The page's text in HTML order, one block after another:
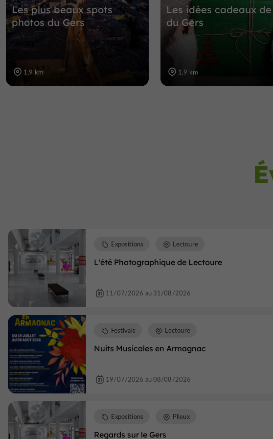
Les plus beaux spots
photos du Gers
1,9 km
Les idées cadeaux
du Gers
1,9 km
L'été Photographique de Lectoure
Expositions Lectoure
11/07/2026 au 31/08/2026
Nuits Musicales en Armagnac
Festivals Lectoure
19/07/2026 au 08/08/2026
Regards sur le Gers
Expositions Plieux